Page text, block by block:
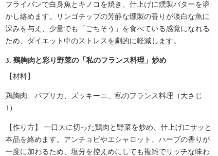
フライパンで白身魚とキノコを焼き、仕上げに燻製バターを溶
かし絡めます。リンゴチップの芳醇な燻製の香りが淡白な魚に
深みを与え、少量でも「ごちそう」を食べている感覚になれる
ため、ダイエット中のストレスを劇的に軽減します。
3. 鶏胸肉と彩り野菜の「私のフランス料理」炒め
【材料】
鶏胸肉、パプリカ、ズッキーニ、私のフランス料理（大さじ
1）
【作り方】 一口大に切った鶏肉と野菜を炒め、仕上げにサッと
本品を絡めます。アンチョビやエシャロット、ハーブの香りが
一度に加わるため、塩分を控えめにしても複雑でリッチな味わ